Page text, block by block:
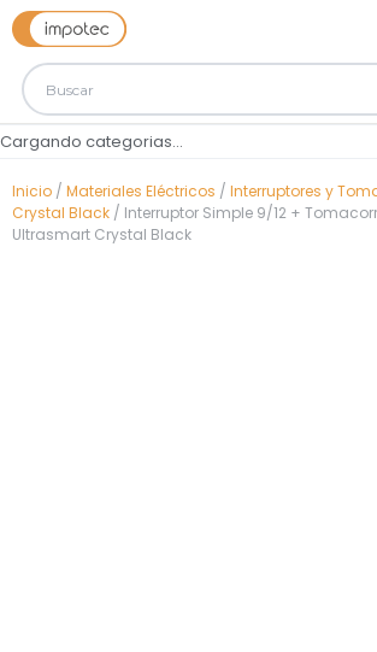
Cargando categorias...
Inicio / Materiales Eléctricos / Interruptores y
Crystal Black / Interruptor Simple 9/12 +
Ultrasmart Crystal Black